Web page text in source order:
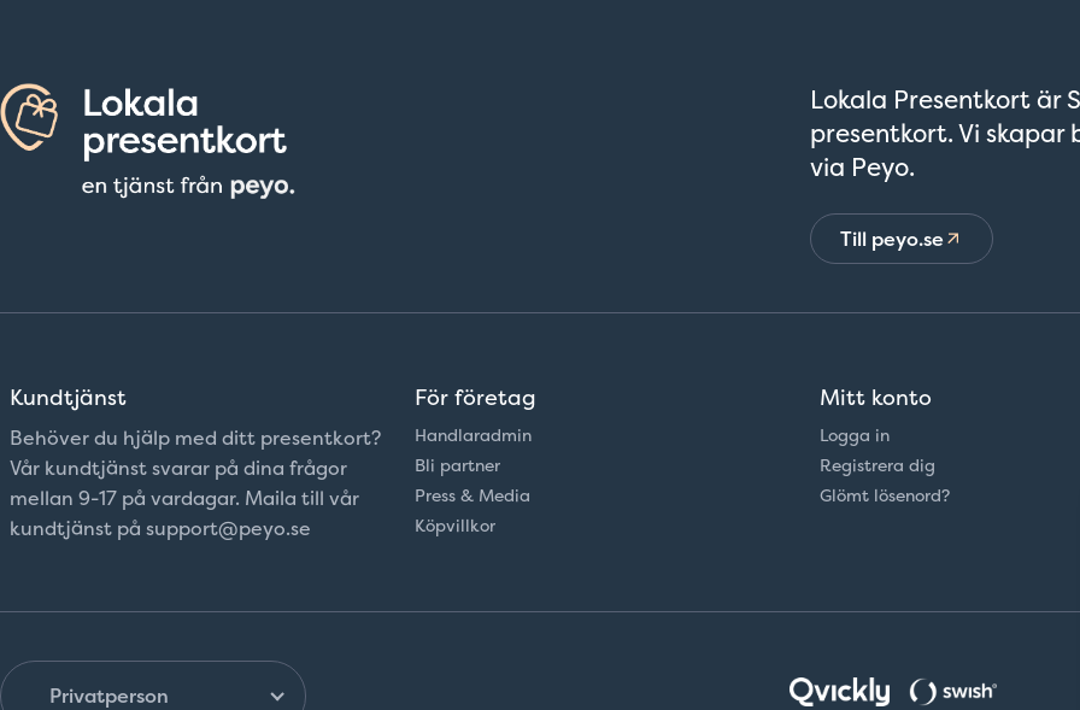
Lokala Presentkort är
presentkort. Vi
via Peyo.
Till peyo.se
Kundtjänst
Behöver du hjälp med ditt presentkort?
Vår kundtjänst svarar på dina frågor
mellan 9-17 på vardagar. Maila till vår
kundtjänst på support@peyo.se
För företag
Handlaradmin
Bli partner
Press & Media
Köpvillkor
Mitt konto
Logga in
Registrera dig
Glömt lösenord?